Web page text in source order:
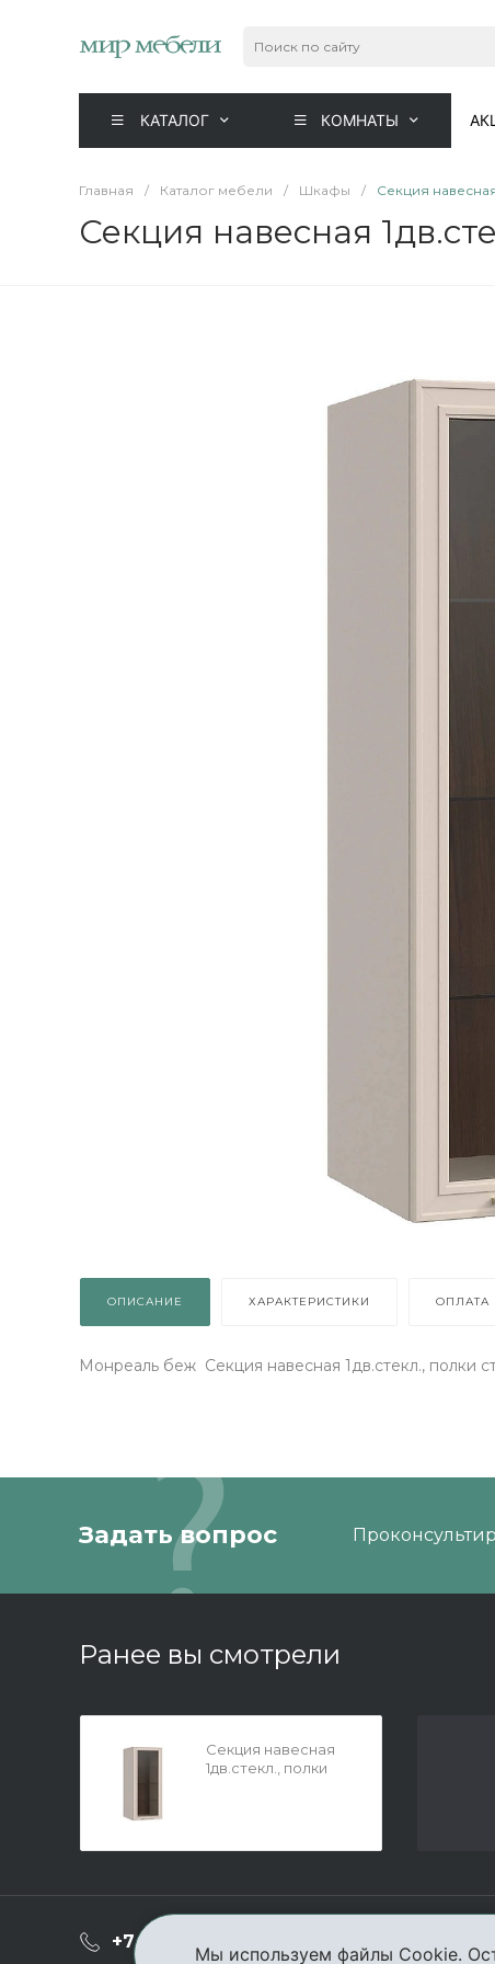
КАТАЛОГ КОМНАТЫ
Главная / Каталог мебели / Шкафы / Секция
Секция навесная
ОПИСАНИЕ ХАРАКТЕРИСТИКИ ОПЛАТА
Монреаль беж Секция навесная 1дв.стекл., полки
Задать вопрос
Ранее вы смотрели
Секция навесная
1дв.стекл., полки
+7 (3952) 503-504
Мы используем файлы Cookie.